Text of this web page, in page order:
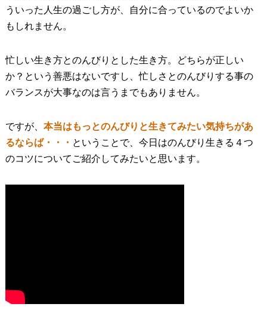
ういった人生の過ごし方が、自分に合っているのでよいか
もしれません。
忙しい生き方とのんびりとした生き方。どちらが正しい
か？という善悪はないですし、忙しさとのんびりする事の
バランスが大事なのは言うまでもありません。
ですが、 本当はもっとのんびりと生きてみたい気持ちがあ
るならば・・・ ということで、今日はのんびり生きる４つ
のコツについてご紹介してみたいと思います。